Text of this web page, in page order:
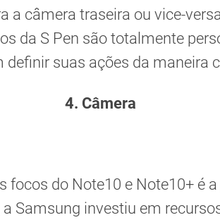
a câmera traseira ou vice-
da S Pen são totalmente
definir suas ações da maneira
4. Câmera
focos do Note10 e Note10+ é
a Samsung investiu em